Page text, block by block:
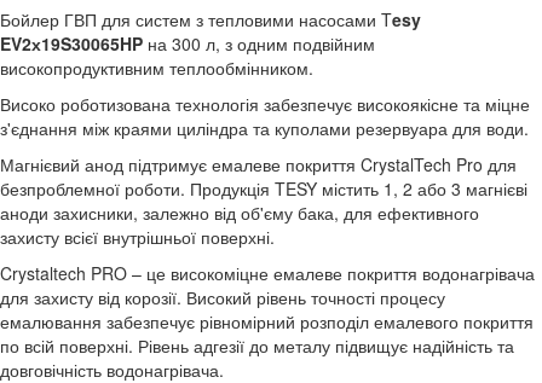
Бойлер ГВП для систем з тепловими насосами Tesy
EV2х19S30065HP на 300 л, з одним подвійним
високопродуктивним теплообмінником.
Високо роботизована технологія забезпечує високоякісне та міцне
з'єднання між краями циліндра та куполами резервуара для води.
Магнієвий анод підтримує емалеве покриття CrystalTech Pro для
безпроблемної роботи. Продукція TESY містить 1, 2 або 3 магнієві
аноди захисники, залежно від об'єму бака, для ефективного
захисту всієї внутрішньої поверхні.
Crystaltech PRO – це високоміцне емалеве покриття водонагрівача
для захисту від корозії. Високий рівень точності процесу
емалювання забезпечує рівномірний розподіл емалевого покриття
по всій поверхні. Рівень адгезії до металу підвищує надійність та
довговічність водонагрівача.